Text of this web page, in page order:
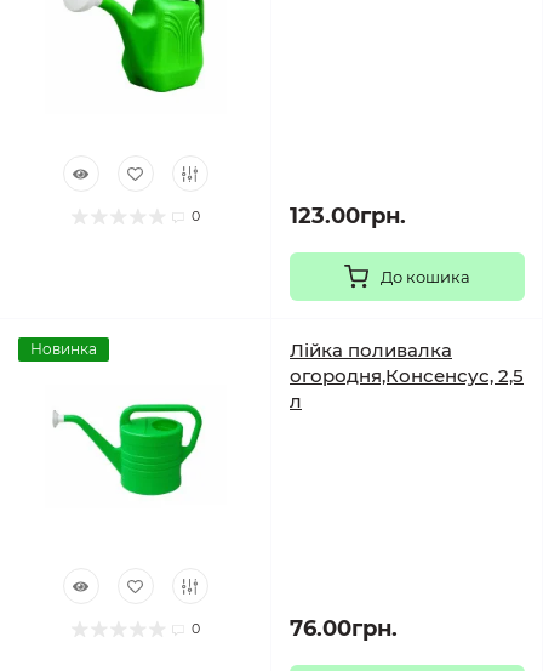
0 123.00грн.
До кошика
Новинка
0
Лійка поливалка
огородня,Консенсус, 2,5
л
76.00грн.